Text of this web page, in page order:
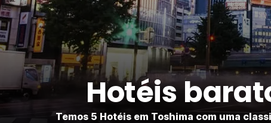
Hotéis
Temos 5 Hotéis em Toshima com uma